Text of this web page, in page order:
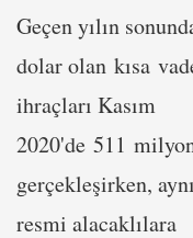
Geçen yılın
dolar olan kısa
ihraçları Kasım
2020'de 511
gerçekleşirken,
resmi alacaklılara